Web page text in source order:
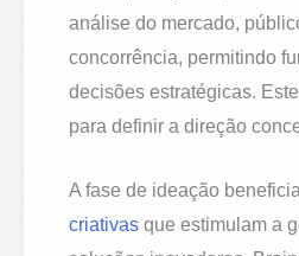
análise do mercado,
concorrência, permitindo
decisões estratégicas.
para definir a direção
A fase de ideação
criativas que estimulam a